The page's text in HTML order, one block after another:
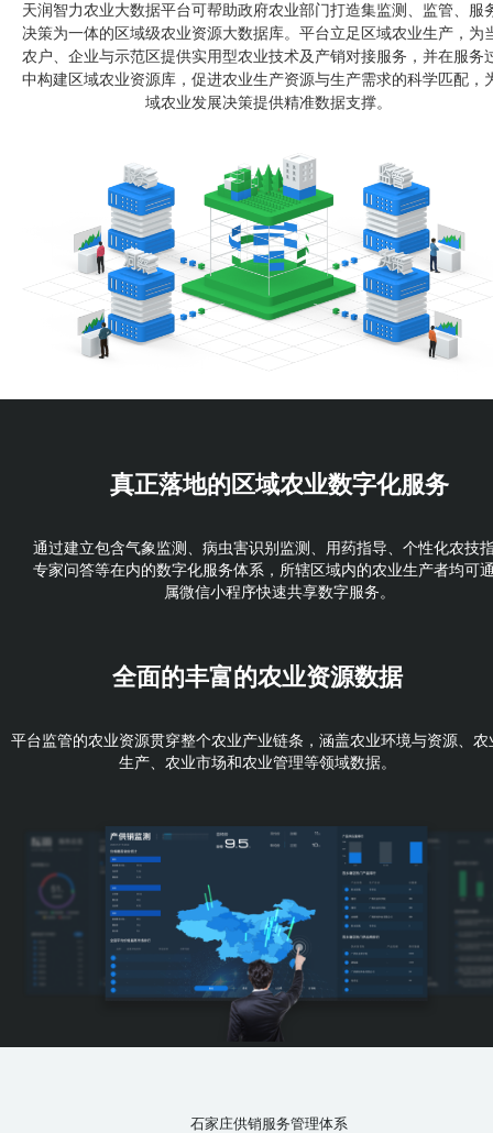
天润智力农业大数据平台可帮助政府农业部门打造集监测、监管、服
决策为一体的区域级农业资源大数据库。平台立足区域农业生产，为
农户、企业与示范区提供实用型农业技术及产销对接服务，并在服务
中构建区域农业资源库，促进农业生产资源与生产需求的科学匹配，
域农业发展决策提供精准数据支撑。
真正落地的区域农业数字化服务
通过建立包含气象监测、病虫害识别监测、用药指导、个性化农技
专家问答等在内的数字化服务体系，所辖区域内的农业生产者均可
属微信小程序快速共享数字服务。
全面的丰富的农业资源数据
平台监管的农业资源贯穿整个农业产业链条，涵盖农业环境与资源、农
生产、农业市场和农业管理等领域数据。
石家庄供销服务管理体系